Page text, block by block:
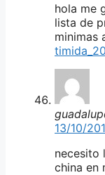
hola me
lista de
minimas
13/10/
necesito
china en